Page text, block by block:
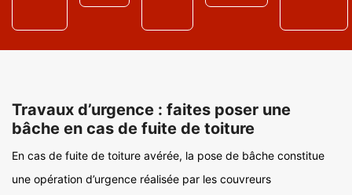
Travaux d’urgence : faites poser une
bâche en cas de fuite de toiture
En cas de fuite de toiture avérée, la pose de bâche constitue
une opération d’urgence réalisée par les couvreurs